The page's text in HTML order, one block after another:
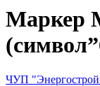
Маркер
ЧУП